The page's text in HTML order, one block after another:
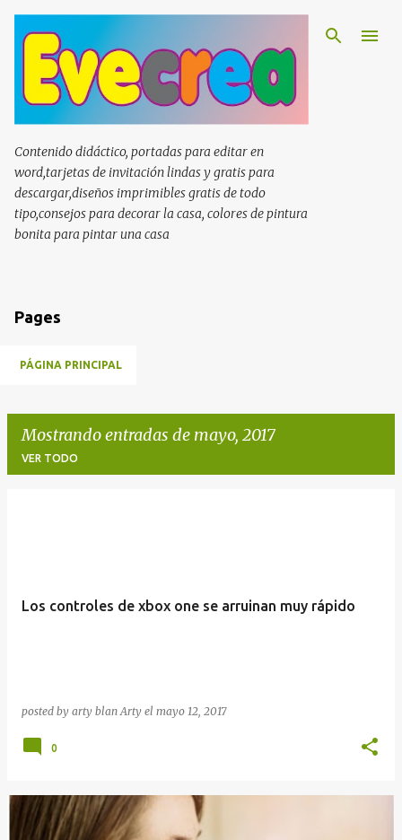
Contenido didáctico, portadas para editar en
word,tarjetas de invitación lindas y gratis para
descargar,diseños imprimibles gratis de todo
tipo,consejos para decorar la casa, colores de pintura
bonita para pintar una casa
Pages
PÁGINA PRINCIPAL
Mostrando entradas de mayo, 2017
VER TODO
Los controles de xbox one se arruinan muy rápido
posted by arty blanArty el mayo 12, 2017
0